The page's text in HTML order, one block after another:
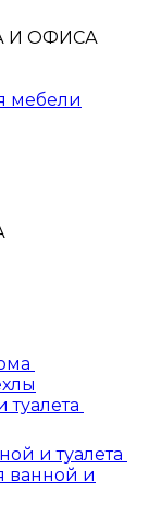
И ОФИСА
мебели
и туалета
ванной и